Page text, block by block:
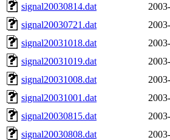
signal20030814.dat
signal20030721.dat
signal20031018.dat
signal20031019.dat
signal20031008.dat
signal20031001.dat
signal20030815.dat
signal20030808.dat